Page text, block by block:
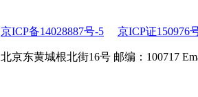
京ICP备14028887号-5 京ICP证150976
北京东黄城根北街16号 邮编：100717